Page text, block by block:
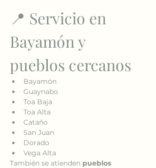
📍 Servicio en
Bayamón y
pueblos cercanos
Bayamón
Guaynabo
Toa Baja
Toa Alta
Cataño
San Juan
Dorado
Vega Alta
También se atienden pueblos